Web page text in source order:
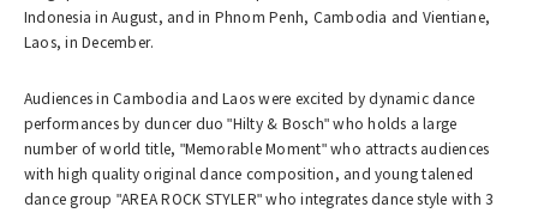
Indonesia in August, and in Phnom Penh, Cambodia and Vientiane,
Laos, in December.
Audiences in Cambodia and Laos were excited by dynamic dance
performances by duncer duo "Hilty & Bosch" who holds a large
number of world title, "Memorable Moment" who attracts audiences
with high quality original dance composition, and young talened
dance group "AREA ROCK STYLER" who integrates dance style with 3